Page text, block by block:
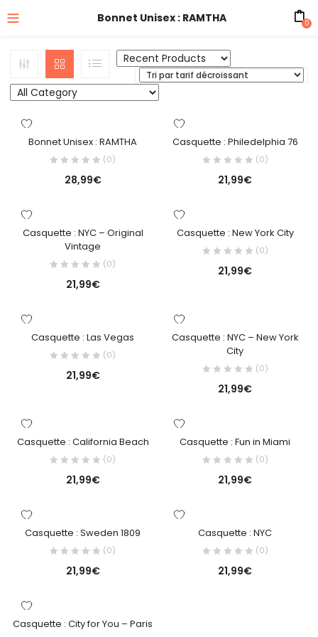
Bonnet Unisex : RAMTHA 0
Bonnet Unisex : RAMTHA
(0)
28,99€
Casquette : Philedelphia 76
(0)
21,99€
Casquette : NYC – Original
Vintage
(0)
21,99€
Casquette : New York City
(0)
21,99€
Casquette : Las Vegas
(0)
21,99€
Casquette : NYC – New York
City
(0)
21,99€
Casquette : California Beach
(0)
21,99€
Casquette : Fun in Miami
(0)
21,99€
Casquette : Sweden 1809
(0)
21,99€
Casquette : NYC
(0)
21,99€
Casquette : City for You – Paris